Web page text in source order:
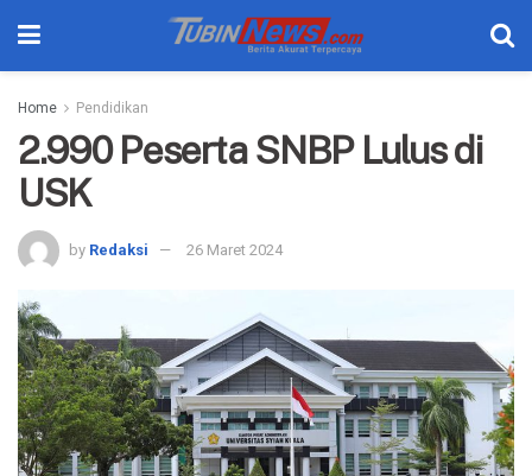
Home Pendidikan
2.990 Peserta SNBP Lulus di
USK
by Redaksi 26 Maret 2024